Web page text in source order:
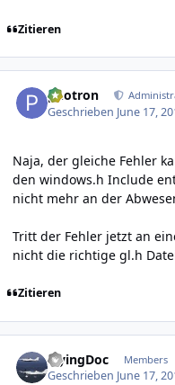
Zitieren
photron
Geschrieben June 17,
Naja, der gleiche Fehler
den windows.h Include
nicht mehr an der
Tritt der Fehler jetzt an
nicht die richtige gl.h
Zitieren
FlyingDoc Members
Geschrieben June 17,